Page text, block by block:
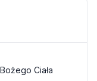
Ciała